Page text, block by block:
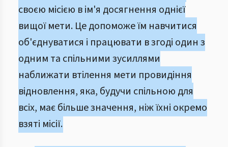
своєю місією в ім'я досягнення однієї
вищої мети. Це допоможе їм навчитися
об'єднуватися і працювати в згоді один з
одним та спільними зусиллями
наближати втілення мети провидіння
відновлення, яка, будучи спільною для
всіх, має більше значення, ніж їхні окремо
взяті місії.